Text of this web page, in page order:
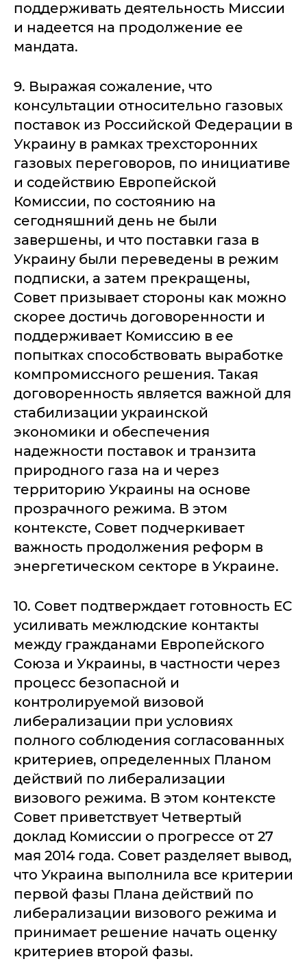
поддерживать деятельность Миссии
и надеется на продолжение ее
мандата.
9. Выражая сожаление, что
консультации относительно газовых
поставок из Российской Федерации в
Украину в рамках трехсторонних
газовых переговоров, по инициативе
и содействию Европейской
Комиссии, по состоянию на
сегодняшний день не были
завершены, и что поставки газа в
Украину были переведены в режим
подписки, а затем прекращены,
Совет призывает стороны как можно
скорее достичь договоренности и
поддерживает Комиссию в ее
попытках способствовать выработке
компромиссного решения. Такая
договоренность является важной для
стабилизации украинской
экономики и обеспечения
надежности поставок и транзита
природного газа на и через
территорию Украины на основе
прозрачного режима. В этом
контексте, Совет подчеркивает
важность продолжения реформ в
энергетическом секторе в Украине.
10. Совет подтверждает готовность ЕС
усиливать межлюдские контакты
между гражданами Европейского
Союза и Украины, в частности через
процесс безопасной и
контролируемой визовой
либерализации при условиях
полного соблюдения согласованных
критериев, определенных Планом
действий по либерализации
визового режима. В этом контексте
Совет приветствует Четвертый
доклад Комиссии о прогрессе от 27
мая 2014 года. Совет разделяет вывод,
что Украина выполнила все критерии
первой фазы Плана действий по
либерализации визового режима и
принимает решение начать оценку
критериев второй фазы.